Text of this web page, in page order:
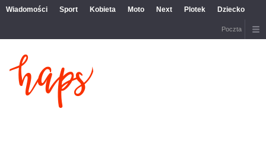
Wiadomości Sport Kobieta Moto Next Plotek Dziecko
Poczta